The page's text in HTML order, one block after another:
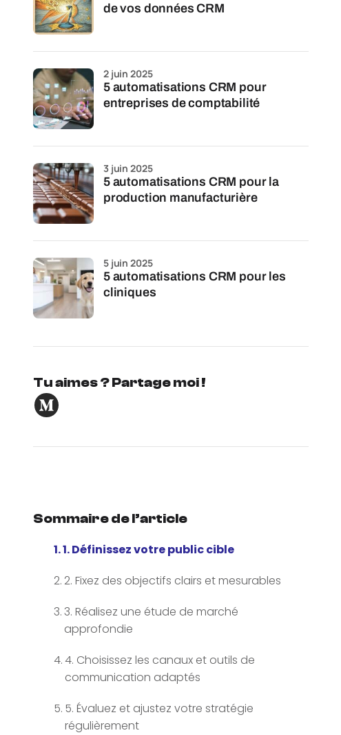
de vos données CRM
5 automatisations CRM pour
entreprises de comptabilité
2 juin 2025
5 automatisations CRM pour la
production manufacturière
3 juin 2025
5 automatisations CRM pour les
cliniques
5 juin 2025
Tu aimes ? Partage moi !
Sommaire de l’article
1. Définissez votre public cible
2. Fixez des objectifs clairs et mesurables
3. Réalisez une étude de marché
approfondie
4. Choisissez les canaux et outils de
communication adaptés
5. Évaluez et ajustez votre stratégie
régulièrement